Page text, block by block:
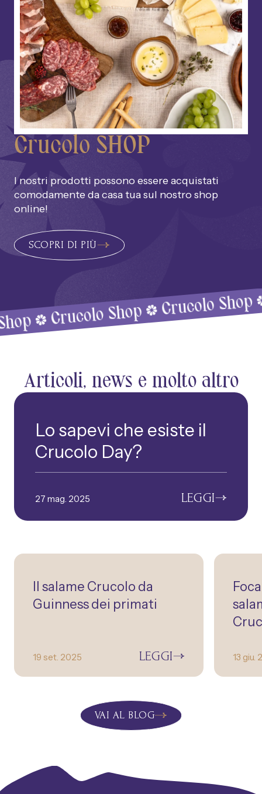
Crucolo SHOP
I nostri prodotti possono essere acquistati
comodamente da casa tua sul nostro shop
online!
SCOPRI DI PIÙ
Crucolo Shop Crucolo Shop
Articoli, news e molto altro
Lo sapevi che esiste il
Crucolo Day?
27 mag. 2025 LEGGI
Il salame Crucolo da
Guinness dei primati
19 set. 2025 LEGGI 13 giu.
VAI AL BLOG